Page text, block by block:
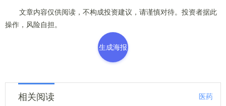
文章内容仅供阅读，不构成投资建议，请谨慎对待。投资者据此
操作，风险自担。
生成海报
相关阅读 医药